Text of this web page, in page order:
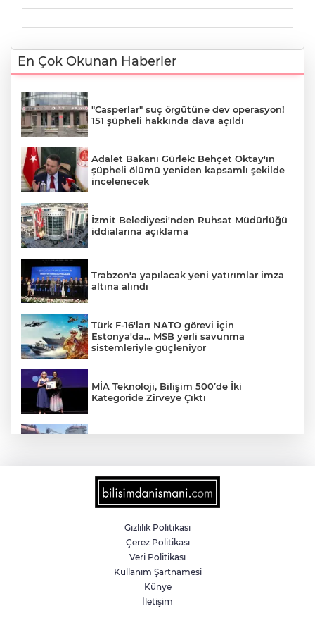
En Çok Okunan Haberler
"Casperlar" suç örgütüne dev operasyon!
151 şüpheli hakkında dava açıldı
Adalet Bakanı Gürlek: Behçet Oktay'ın
şüpheli ölümü yeniden kapsamlı şekilde
incelenecek
İzmit Belediyesi'nden Ruhsat Müdürlüğü
iddialarına açıklama
Trabzon'a yapılacak yeni yatırımlar imza
altına alındı
Türk F-16'ları NATO görevi için
Estonya'da... MSB yerli savunma
sistemleriyle güçleniyor
MİA Teknoloji, Bilişim 500’de İki
Kategoride Zirveye Çıktı
6 milyon emekliyi ilgilendiriyor... Emekli
aylığı fark ödemeleri 7 Ağustos'ta
Teröristler teslim olmaya devam ediyor...
Hudutlarda 490 kişi yakalandı
İletişim'den 'Terörsüz Türkiye' hedefli
Gizlilik Politikası
Çerez Politikası
Veri Politikası
Kullanım Şartnamesi
Künye
İletişim